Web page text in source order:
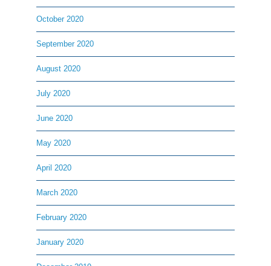
October 2020
September 2020
August 2020
July 2020
June 2020
May 2020
April 2020
March 2020
February 2020
January 2020